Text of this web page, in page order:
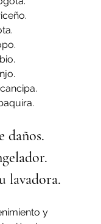
daños.
lavadora.
y